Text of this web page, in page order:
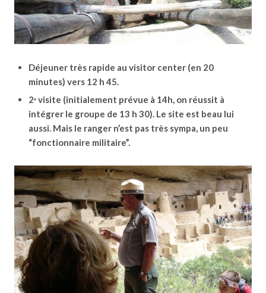
Déjeuner très rapide au visitor center (en 20
minutes) vers 12 h 45.
2ᵉ visite (initialement prévue à 14h, on réussit à
intégrer le groupe de 13 h 30). Le site est beau lui
aussi. Mais le ranger n’est pas très sympa, un peu
“fonctionnaire militaire”.